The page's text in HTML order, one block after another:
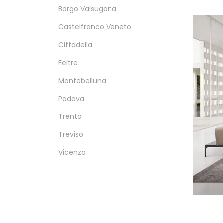
Borgo Valsugana
Castelfranco Veneto
Cittadella
Feltre
Montebelluna
Padova
Trento
Treviso
Vicenza